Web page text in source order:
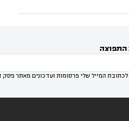
התפוצה
המייל שלי פרסומות ועדכונים מאתר פסק